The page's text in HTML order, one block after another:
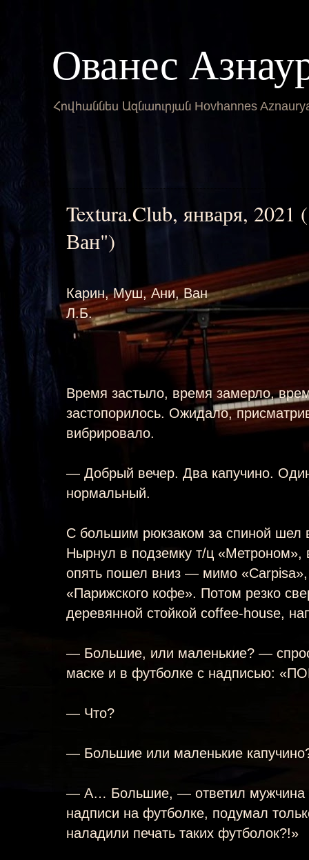
Ованес
Հովհաննես Ազնաուրյան Hovhannes
Textura.Club, января,
Ван")
Карин, Муш, Ани, Ван
Л.Б.
Время застыло, время замерло,
застопорилось. Ожидало,
вибрировало.
— Добрый вечер. Два капучино.
нормальный.
С большим рюкзаком за спиной шел
Нырнул в подземку т/ц «Метроном»,
опять пошел вниз — мимо
«Парижского кофе». Потом резко
деревянной стойкой coffee-house,
— Большие, или маленькие? —
маске и в футболке с надписью:
— Что?
— Большие или маленькие
— А… Большие, — ответил мужчина и
надписи на футболке, подумал
наладили печать таких футболок?!»